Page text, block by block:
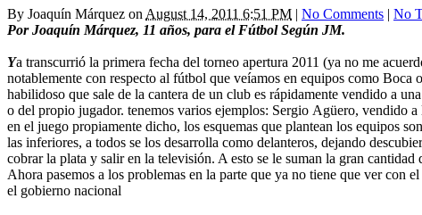
By Joaquín Márquez on August 14, 2011 6:51 PM | No Comments | No
Por Joaquín Márquez, 11 años, para el Fútbol Según JM.
Ya transcurrió la primera fecha del torneo apertura 2011 (ya no me
notablemente con respecto al fútbol que veíamos en equipos como
habilidoso que sale de la cantera de un club es rápidamente vendido a
o del propio jugador. tenemos varios ejemplos: Sergio Agüero, vendido
en el juego propiamente dicho, los esquemas que plantean los equipos
las inferiores, a todos se los desarrolla como delanteros, dejando
cobrar la plata y salir en la televisión. A esto se le suman la gran
Ahora pasemos a los problemas en la parte que ya no tiene que ver con
el gobierno nacional